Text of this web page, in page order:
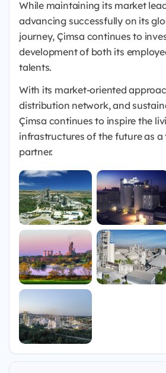
While maintaining its market
advancing successfully on its
journey, Çimsa continues to
development of both its
talents.
With its market-oriented
distribution network, and
Çimsa continues to inspire the
infrastructures of the future as a
partner.